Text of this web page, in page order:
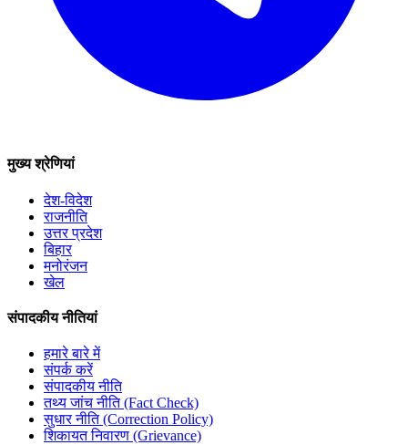
मुख्य श्रेणियां
देश-विदेश
राजनीति
उत्तर प्रदेश
बिहार
मनोरंजन
खेल
संपादकीय नीतियां
हमारे बारे में
संपर्क करें
संपादकीय नीति
तथ्य जांच नीति (Fact Check)
सुधार नीति (Correction Policy)
शिकायत निवारण (Grievance)